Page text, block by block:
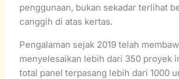
penggunaan, bukan sekadar terlihat
canggih di atas kertas.
Pengalaman sejak 2019 telah
menyelesaikan lebih dari 350 proyek
total panel terpasang lebih dari 1000